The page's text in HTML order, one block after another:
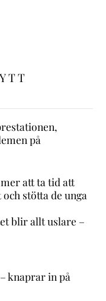
på
att ta tid att
stötta de unga
blir allt uslare –
knaprar in på